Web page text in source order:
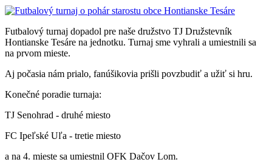
Futbalový turnaj dopadol pre naše družstvo TJ Družstevník
Hontianske Tesáre na jednotku. Turnaj sme vyhrali a umiestnili sa
na prvom mieste.
Aj počasia nám prialo, fanúšikovia prišli povzbudiť a užiť si hru.
Konečné poradie turnaja:
TJ Senohrad - druhé miesto
FC Ipeľské Uľa - tretie miesto
a na 4. mieste sa umiestnil OFK Dačov Lom.